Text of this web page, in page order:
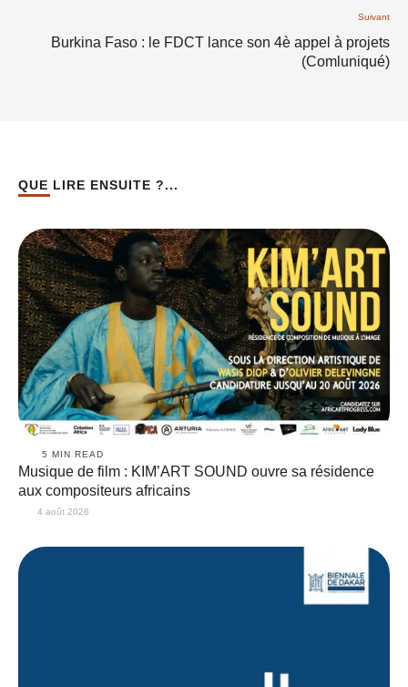
Suivant
Burkina Faso : le FDCT lance son 4è appel à projets
(Comluniqué)
QUE LIRE ENSUITE ?...
5 MIN READ
Musique de film : KIM’ART SOUND ouvre sa résidence
aux compositeurs africains
4 août 2026